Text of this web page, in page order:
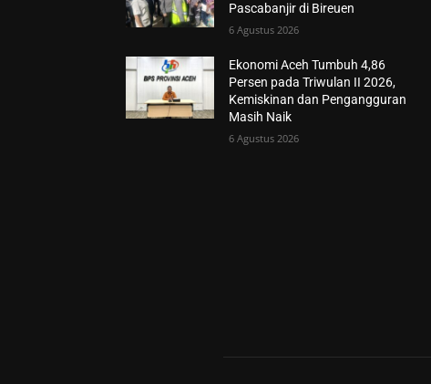
Pascabanjir di Bireuen
6 Agustus 2026
Ekonomi Aceh Tumbuh 4,86
Persen pada Triwulan II 2026,
Kemiskinan dan Pengangguran
Masih Naik
6 Agustus 2026